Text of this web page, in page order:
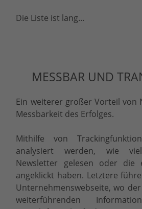
Die Liste ist lang...
MESSBAR UND
Ein weiterer großer Vorteil von
Messbarkeit des Erfolges.
Mithilfe von
analysiert werden, wie
Newsletter gelesen oder die
angeklickt haben. Letztere
Unternehmenswebseite, wo
weiterführenden